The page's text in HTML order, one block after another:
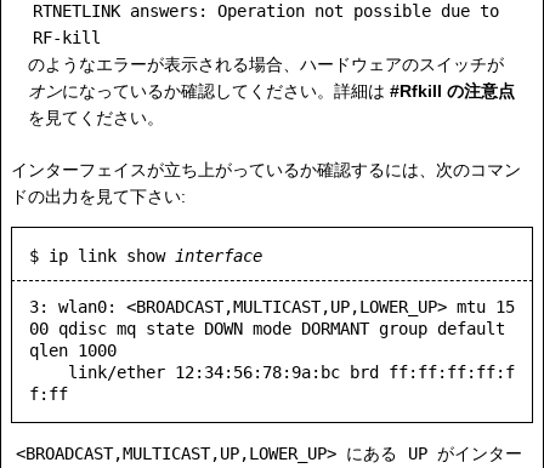
RTNETLINK answers: Operation not possible due to
RF-kill
のようなエラーが表示される場合、ハードウェアのスイッチが
オンになっているか確認してください。詳細は #Rfkill の注意点
を見てください。
インターフェイスが立ち上がっているか確認するには、次のコマン
ドの出力を見て下さい:
$ ip link show interface
3: wlan0: <BROADCAST,MULTICAST,UP,LOWER_UP> mtu 15
00 qdisc mq state DOWN mode DORMANT group default
qlen 1000
<BROADCAST,MULTICAST,UP,LOWER_UP> にある UP がインター